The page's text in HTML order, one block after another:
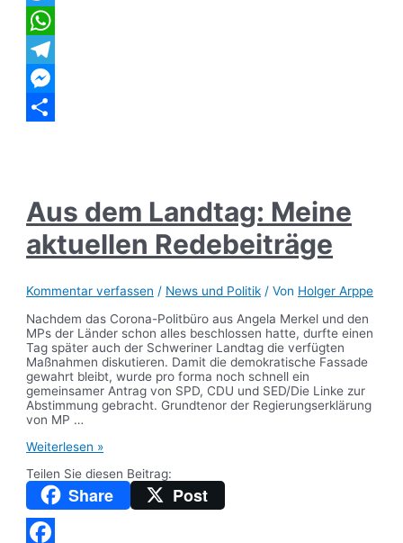
Twitter
WhatsApp
Telegram
Messenger
Aus dem Landtag: Meine
aktuellen Redebeiträge
Kommentar verfassen / News und Politik / Von Holger Arppe
Nachdem das Corona-Politbüro aus Angela Merkel und den
MPs der Länder schon alles beschlossen hatte, durfte einen
Tag später auch der Schweriner Landtag die verfügten
Maßnahmen diskutieren. Damit die demokratische Fassade
gewahrt bleibt, wurde pro forma noch schnell ein
gemeinsamer Antrag von SPD, CDU und SED/Die Linke zur
Abstimmung gebracht. Grundtenor der Regierungserklärung
von MP …
Aus
Landtag:
Meine
aktuellen
Redebeiträge
Weiterlesen »
Teilen Sie diesen Beitrag:
Share Post